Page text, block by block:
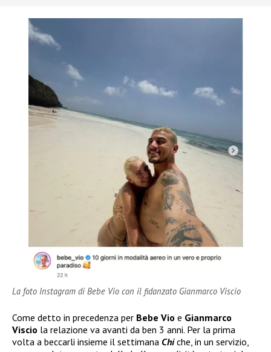
La foto Instagram di Bebe Vio con il fidanzato Gianmarco Viscio
Come detto in precedenza per Bebe Vio e Gianmarco
Viscio la relazione va avanti da ben 3 anni. Per la prima
volta a beccarli insieme il settimana Chiche, in un servizio,